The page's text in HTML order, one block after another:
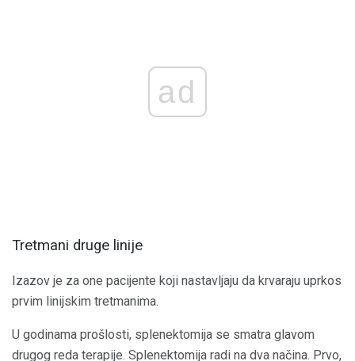
ad
Tretmani druge linije
Izazov je za one pacijente koji nastavljaju da krvaraju uprkos
prvim linijskim tretmanima.
U godinama prošlosti, splenektomija se smatra glavom
drugog reda terapije. Splenektomija radi na dva načina. Prvo,